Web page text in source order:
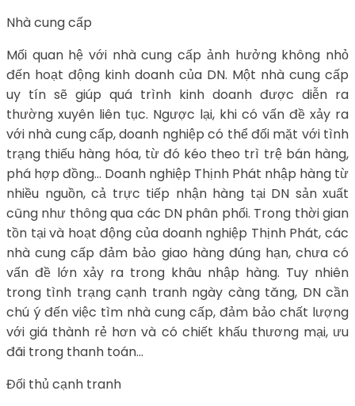
Nhà cung cấp
Mối quan hệ với nhà cung cấp ảnh hưởng không nhỏ
đến hoạt động kinh doanh của DN. Một nhà cung cấp
uy tín sẽ giúp quá trình kinh doanh được diễn ra
thường xuyên liên tục. Ngược lại, khi có vấn đề xảy ra
với nhà cung cấp, doanh nghiệp có thể đối mặt với tình
trạng thiếu hàng hóa, từ đó kéo theo trì trệ bán hàng,
phá hợp đồng… Doanh nghiệp Thịnh Phát nhập hàng từ
nhiều nguồn, cả trực tiếp nhận hàng tại DN sản xuất
cũng như thông qua các DN phân phối. Trong thời gian
tồn tại và hoạt động của doanh nghiệp Thịnh Phát, các
nhà cung cấp đảm bảo giao hàng đúng hạn, chưa có
vấn đề lớn xảy ra trong khâu nhập hàng. Tuy nhiên
trong tình trạng cạnh tranh ngày càng tăng, DN cần
chú ý đến việc tìm nhà cung cấp, đảm bảo chất lượng
với giá thành rẻ hơn và có chiết khấu thương mại, ưu
đãi trong thanh toán…
Đối thủ cạnh tranh